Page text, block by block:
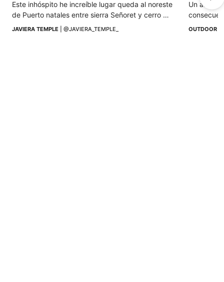
Este inhóspito he increíble lugar queda al noreste
de Puerto natales entre sierra Señoret y cerro
Benítez.
JAVIERA TEMPLE @JAVIERA_TEMPLE_
Un
encender
OUTDOOR